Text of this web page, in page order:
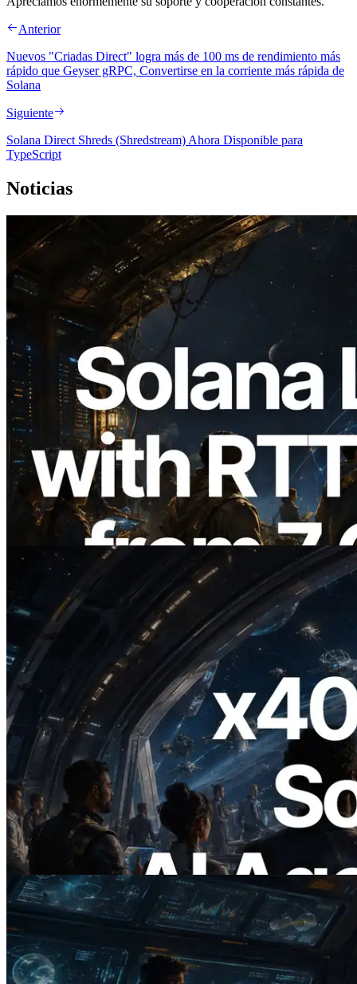
Anterior
Nuevos "Criadas Direct" logra más de 100 ms de rendimiento más
rápido que Geyser gRPC, Convertirse en la corriente más rápida de
Solana
Siguiente
Solana Direct Shreds (Shredstream) Ahora Disponible para
TypeScript
Noticias
2026.08.05
ERPC amplía la Leader Slot API de
Solana con medición de ping desde 7
regiones globales — También se lanza la
Validators Information API
Leer este artículo
2026.07.04
ERPC lanza Solana RPC compatible con
x402 — La era en la que los agentes de IA
pagan bajo demanda por las API que
necesitan
Leer este artículo